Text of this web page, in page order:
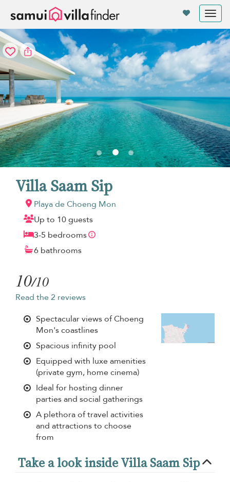
Villa Saam Sip
Playa de Choeng Mon
Up to 10 guests
3-5 bedrooms
6 bathrooms
10/10
Read the 2 reviews
Spectacular views of Choeng
Mon's coastlines
Spacious infinity pool
Equipped with luxe amenities
(private gym, home cinema)
Ideal for hosting dinner
parties and social gatherings
A plethora of travel activities
and attractions to choose
from
Take a look inside Villa Saam Sip
Panel de gestión de cookies